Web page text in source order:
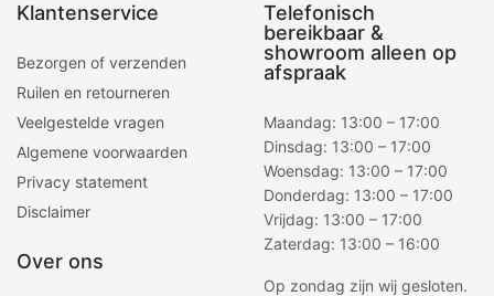
Klantenservice
Bezorgen of verzenden
Ruilen en retourneren
Veelgestelde vragen
Algemene voorwaarden
Privacy statement
Disclaimer
Over ons
Telefonisch
bereikbaar &
showroom alleen op
afspraak
Maandag: 13:00 – 17:00
Dinsdag: 13:00 – 17:00
Woensdag: 13:00 – 17:00
Donderdag: 13:00 – 17:00
Vrijdag: 13:00 – 17:00
Zaterdag: 13:00 – 16:00
Op zondag zijn wij gesloten.